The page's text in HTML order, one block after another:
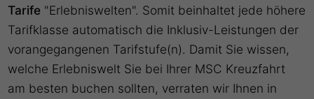
Tarife "Erlebniswelten". Somit beinhaltet jede höhere
Tarifklasse automatisch die Inklusiv-Leistungen der
vorangegangenen Tarifstufe(n). Damit Sie wissen,
welche Erlebniswelt Sie bei Ihrer MSC Kreuzfahrt
am besten buchen sollten, verraten wir Ihnen in